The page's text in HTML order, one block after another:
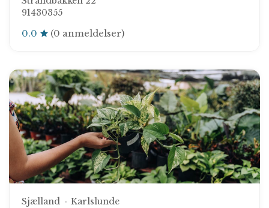
91430355
0.0 (0 anmeldelser)
Sjælland Karlslunde